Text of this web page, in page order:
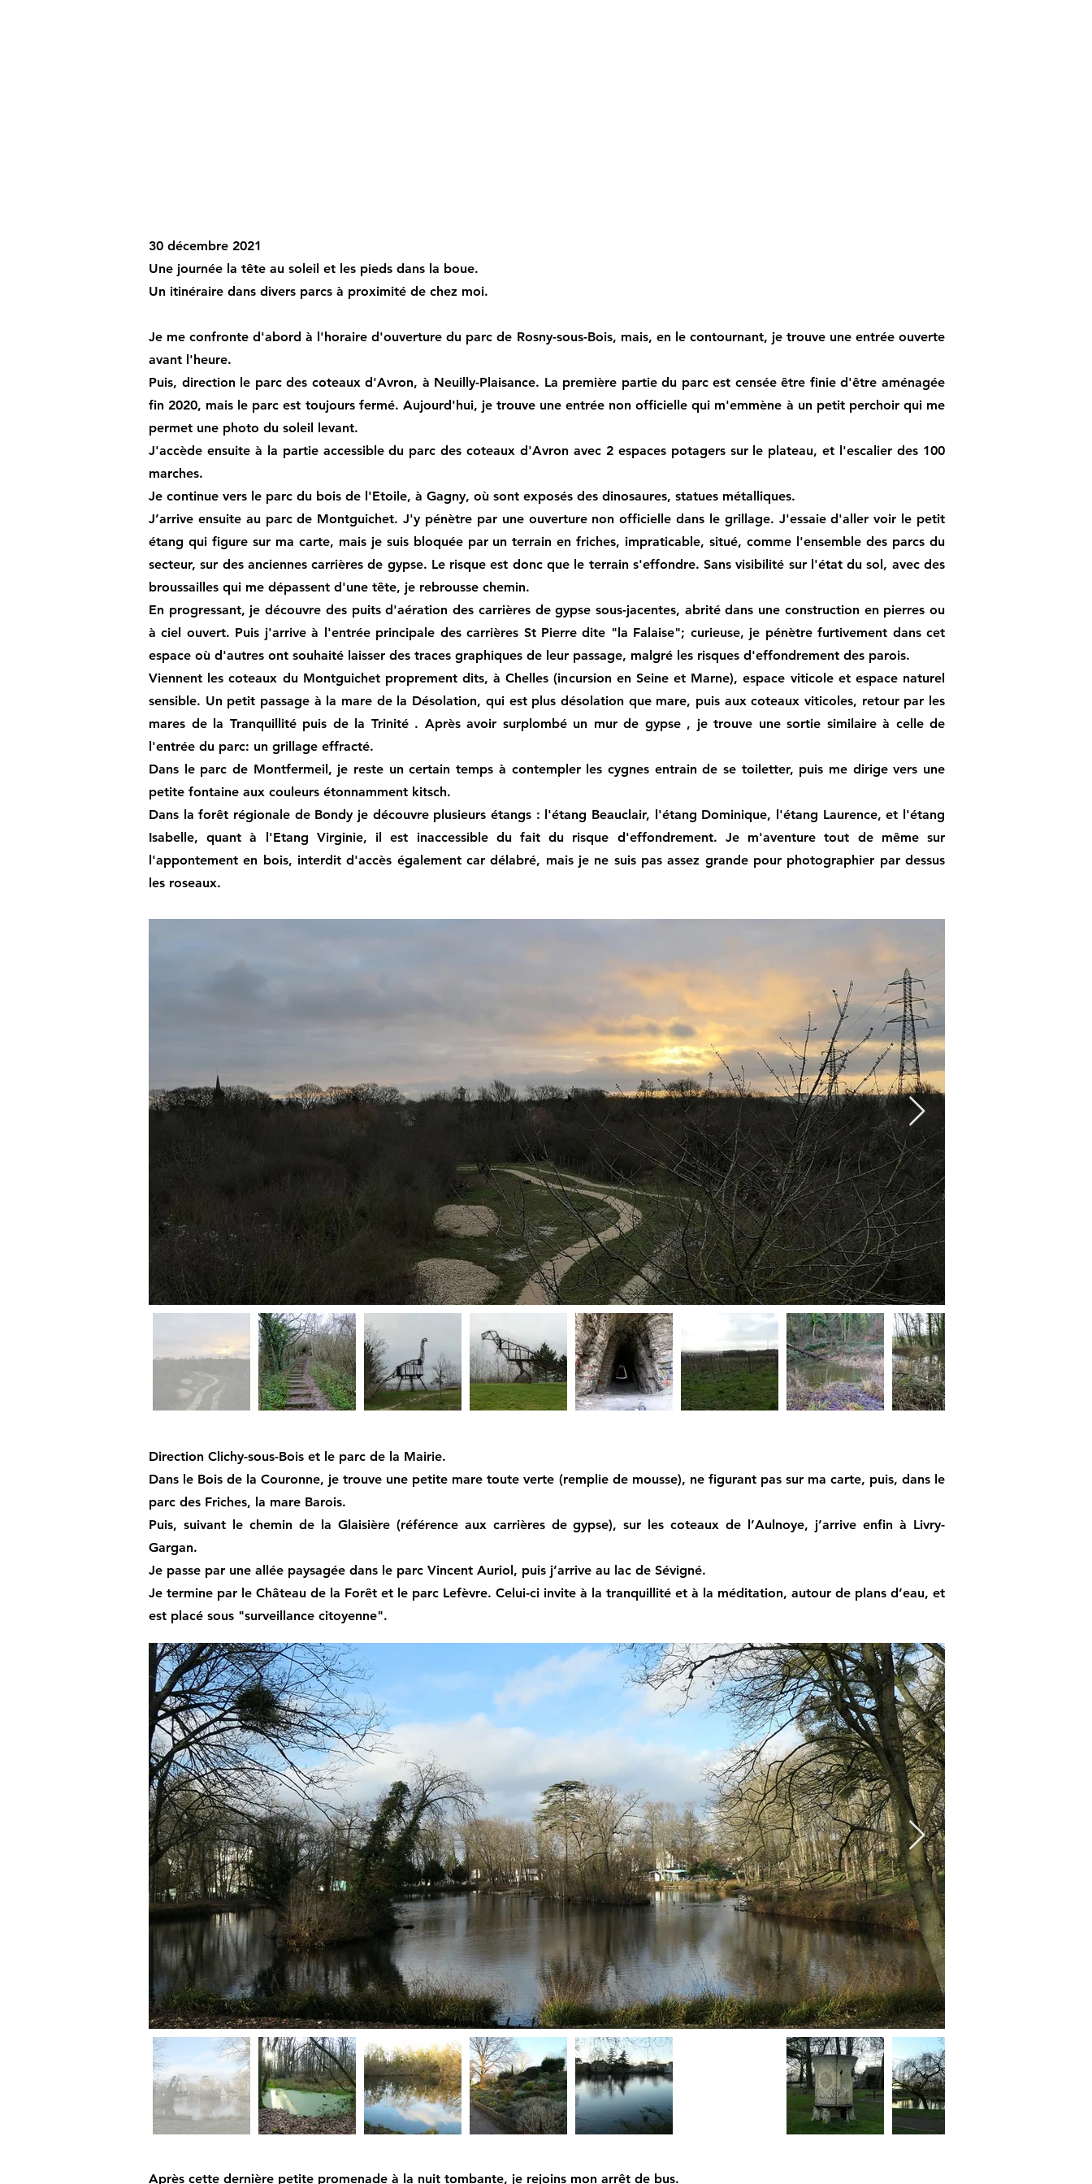
30 décembre 2021
Une journée la tête au soleil et les pieds dans la boue.
Un itinéraire dans divers parcs à proximité de chez moi.
Je me confronte d'abord à l'horaire d'ouverture du parc de Rosny-sous-Bois, mais, en le contournant, je trouve une entrée ouverte
avant l'heure.
Puis, direction le parc des coteaux d'Avron, à Neuilly-Plaisance. La première partie du parc est censée être finie d'être aménagée
fin 2020, mais le parc est toujours fermé. Aujourd'hui, je trouve une entrée non officielle qui m'emmène à un petit perchoir qui me
permet une photo du soleil levant.
J'accède ensuite à la partie accessible du parc des coteaux d'Avron avec 2 espaces potagers sur le plateau, et l'escalier des 100
marches.
Je continue vers le parc du bois de l'Etoile, à Gagny, où sont exposés des dinosaures, statues métalliques.
J’arrive ensuite au parc de Montguichet. J'y pénètre par une ouverture non officielle dans le grillage. J'essaie d'aller voir le petit
étang qui figure sur ma carte, mais je suis bloquée par un terrain en friches, impraticable, situé, comme l'ensemble des parcs du
secteur, sur des anciennes carrières de gypse. Le risque est donc que le terrain s'effondre. Sans visibilité sur l'état du sol, avec des
broussailles qui me dépassent d'une tête, je rebrousse chemin.
En progressant, je découvre des puits d'aération des carrières de gypse sous-jacentes, abrité dans une construction en pierres ou
à ciel ouvert. Puis j'arrive à l'entrée principale des carrières St Pierre dite "la Falaise"; curieuse, je pénètre furtivement dans cet
espace où d'autres ont souhaité laisser des traces graphiques de leur passage, malgré les risques d'effondrement des parois.
Viennent les coteaux du Montguichet proprement dits, à Chelles (incursion en Seine et Marne), espace viticole et espace naturel
sensible. Un petit passage à la mare de la Désolation, qui est plus désolation que mare, puis aux coteaux viticoles, retour par les
mares de la Tranquillité puis de la Trinité . Après avoir surplombé un mur de gypse , je trouve une sortie similaire à celle de
l'entrée du parc: un grillage effracté.
Dans le parc de Montfermeil, je reste un certain temps à contempler les cygnes entrain de se toiletter, puis me dirige vers une
petite fontaine aux couleurs étonnamment kitsch.
Dans la forêt régionale de Bondy je découvre plusieurs étangs : l'étang Beauclair, l'étang Dominique, l'étang Laurence, et l'étang
Isabelle, quant à l'Etang Virginie, il est inaccessible du fait du risque d'effondrement. Je m'aventure tout de même sur
l'appontement en bois, interdit d'accès également car délabré, mais je ne suis pas assez grande pour photographier par dessus
les roseaux.
Direction Clichy-sous-Bois et le parc de la Mairie.
Dans le Bois de la Couronne, je trouve une petite mare toute verte (remplie de mousse), ne figurant pas sur ma carte, puis, dans le
parc des Friches, la mare Barois.
Puis, suivant le chemin de la Glaisière (référence aux carrières de gypse), sur les coteaux de l’Aulnoye, j’arrive enfin à Livry-
Gargan.
Je passe par une allée paysagée dans le parc Vincent Auriol, puis j’arrive au lac de Sévigné.
Je termine par le Château de la Forêt et le parc Lefèvre. Celui-ci invite à la tranquillité et à la méditation, autour de plans d’eau, et
est placé sous "surveillance citoyenne".
Après cette dernière petite promenade à la nuit tombante, je rejoins mon arrêt de bus.